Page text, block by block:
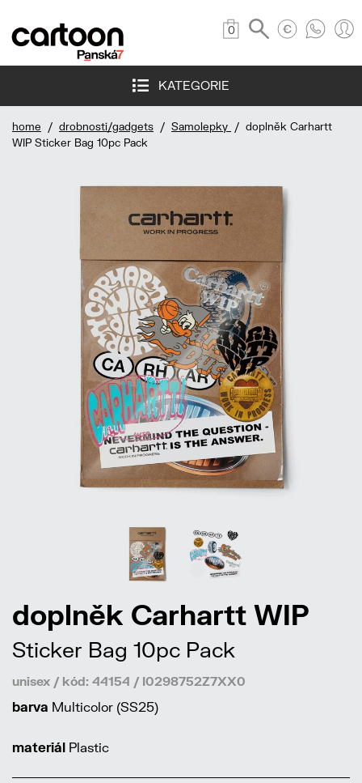
0
KATEGORIE
home / drobnosti/gadgets / Samolepky / doplněk Carhartt
WIP Sticker Bag 10pc Pack
doplněk Carhartt WIP
Sticker Bag 10pc Pack
unisex / kód: 44154 / I0298752Z7XX0
barva Multicolor (SS25)
materiál Plastic